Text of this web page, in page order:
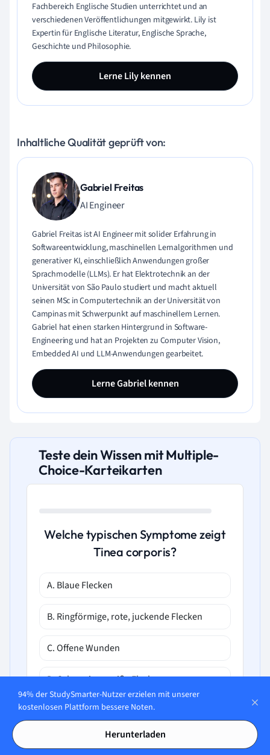
Fachbereich Englische Studien unterrichtet und an
verschiedenen Veröffentlichungen mitgewirkt. Lily ist
Expertin für Englische Literatur, Englische Sprache,
Geschichte und Philosophie.
Lerne Lily kennen
Inhaltliche Qualität geprüft von:
Gabriel Freitas
AI Engineer
Gabriel Freitas ist AI Engineer mit solider Erfahrung in
Softwareentwicklung, maschinellen Lernalgorithmen und
generativer KI, einschließlich Anwendungen großer
Sprachmodelle (LLMs). Er hat Elektrotechnik an der
Universität von São Paulo studiert und macht aktuell
seinen MSc in Computertechnik an der Universität von
Campinas mit Schwerpunkt auf maschinellem Lernen.
Gabriel hat einen starken Hintergrund in Software-
Engineering und hat an Projekten zu Computer Vision,
Embedded AI und LLM-Anwendungen gearbeitet.
Lerne Gabriel kennen
Teste dein Wissen mit Multiple-
Choice-Karteikarten
Welche typischen Symptome zeigt
Tinea corporis?
A. Blaue Flecken
B. Ringförmige, rote, juckende Flecken
C. Offene Wunden
D. Schuppige, weiße Flecken
94% der StudySmarter-Nutzer erzielen mit unserer
kostenlosen Plattform bessere Noten.
Herunterladen